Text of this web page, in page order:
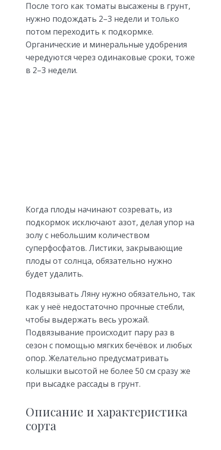
После того как томаты высажены в грунт,
нужно подождать 2–3 недели и только
потом переходить к подкормке.
Органические и минеральные удобрения
чередуются через одинаковые сроки, тоже
в 2–3 недели.
Когда плоды начинают созревать, из
подкормок исключают азот, делая упор на
золу с небольшим количеством
суперфосфатов. Листики, закрывающие
плоды от солнца, обязательно нужно
будет удалить.
Подвязывать Ляну нужно обязательно, так
как у неё недостаточно прочные стебли,
чтобы выдержать весь урожай.
Подвязывание происходит пару раз в
сезон с помощью мягких бечёвок и любых
опор. Желательно предусматривать
колышки высотой не более 50 см сразу же
при высадке рассады в грунт.
Описание и характеристика
сорта